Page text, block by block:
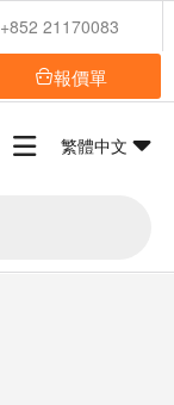
+852 21170083
報價單
繁體中文